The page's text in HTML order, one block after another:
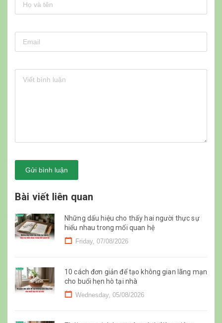
Gửi bình luận
Bài viết liên quan
Những dấu hiệu cho thấy hai người thực sự
hiểu nhau trong mối quan hệ
Friday, 07/08/2026
10 cách đơn giản để tạo không gian lãng mạn
cho buổi hẹn hò tại nhà
Wednesday, 05/08/2026